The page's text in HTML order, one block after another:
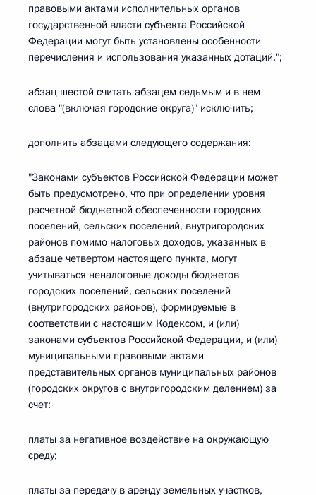
правовыми актами исполнительных органов
государственной власти субъекта Российской
Федерации могут быть установлены особенности
перечисления и использования указанных дотаций.";
абзац шестой считать абзацем седьмым и в нем
слова "(включая городские округа)" исключить;
дополнить абзацами следующего содержания:
"Законами субъектов Российской Федерации может
быть предусмотрено, что при определении уровня
расчетной бюджетной обеспеченности городских
поселений, сельских поселений, внутригородских
районов помимо налоговых доходов, указанных в
абзаце четвертом настоящего пункта, могут
учитываться неналоговые доходы бюджетов
городских поселений, сельских поселений
(внутригородских районов), формируемые в
соответствии с настоящим Кодексом, и (или)
законами субъектов Российской Федерации, и (или)
муниципальными правовыми актами
представительных органов муниципальных районов
(городских округов с внутригородским делением) за
счет:
платы за негативное воздействие на окружающую
среду;
платы за передачу в аренду земельных участков,